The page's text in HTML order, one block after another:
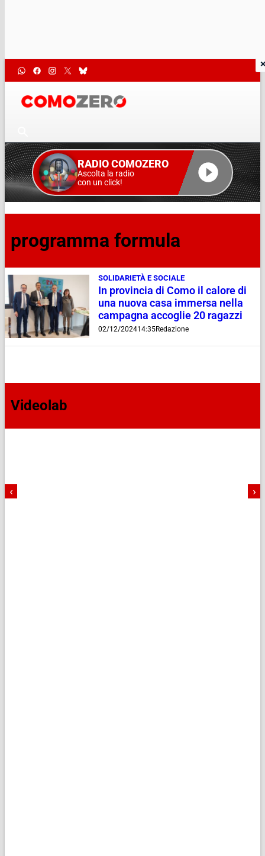
RADIO COMOZERO
Ascolta la radio
con un click!
programma formula
SOLIDARIETÀ E SOCIALE
In provincia di Como il calore di
una nuova casa immersa nella
campagna accoglie 20 ragazzi
02/12/202414:35Redazione
Videolab
‹ ›